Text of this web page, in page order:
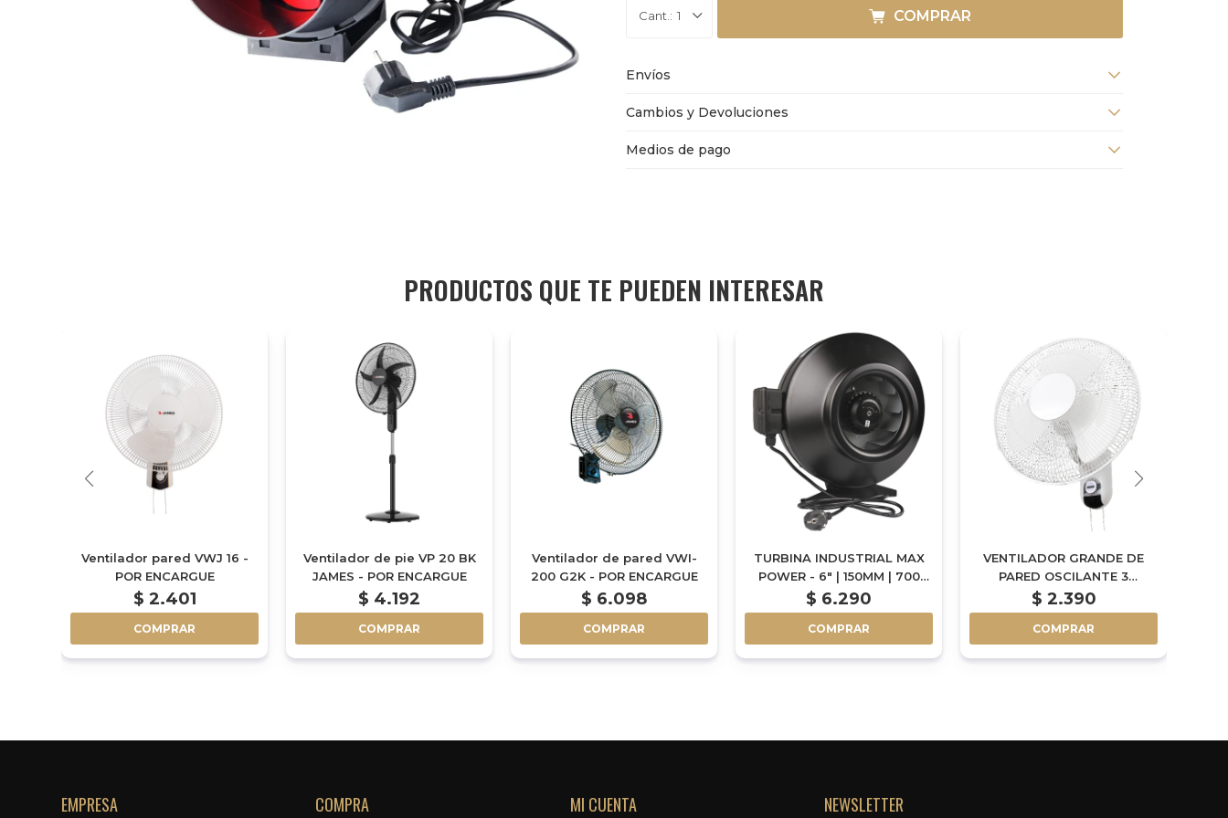
1 COMPRAR
Envíos
Cambios y Devoluciones
Medios de pago
PRODUCTOS QUE TE PUEDEN INTERESAR
Ventilador pared VWJ 16 -
POR ENCARGUE
$ 2.401
COMPRAR
Ventilador de pie VP 20 BK
JAMES - POR ENCARGUE
$ 4.192
COMPRAR
Ventilador de pared VWI-
200 G2K - POR ENCARGUE
$ 6.098
COMPRAR
TURBINA INDUSTRIAL MAX
POWER - 6" | 150MM | 700
M3H | 100W
$ 6.290
COMPRAR
VENTILADOR GRANDE DE
PARED OSCILANTE 3
VELOCIDADES
$ 2.390
COMPRAR
EMPRESA COMPRA MI CUENTA NEWSLETTER